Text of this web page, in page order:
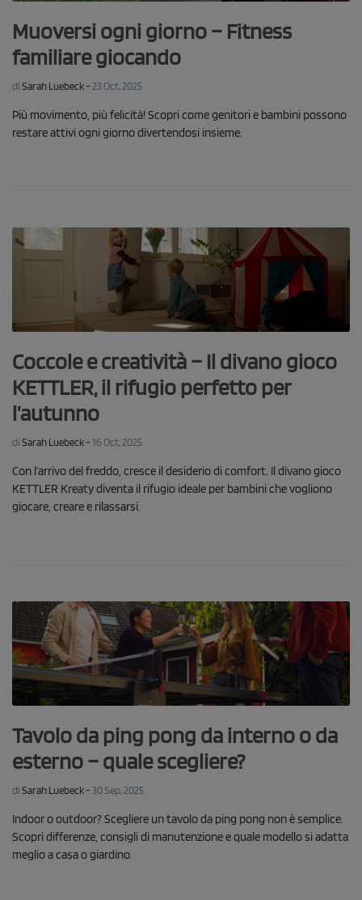
Muoversi ogni giorno – Fitness
familiare giocando
di Sarah Luebeck - 23 Oct, 2025
Più movimento, più felicità! Scopri come genitori e bambini possono
restare attivi ogni giorno divertendosi insieme.
Coccole e creatività – Il divano gioco
KETTLER, il rifugio perfetto per
l’autunno
di Sarah Luebeck - 16 Oct, 2025
Con l’arrivo del freddo, cresce il desiderio di comfort. Il divano gioco
KETTLER Kreaty diventa il rifugio ideale per bambini che vogliono
giocare, creare e rilassarsi.
Tavolo da ping pong da interno o da
esterno – quale scegliere?
di Sarah Luebeck - 30 Sep, 2025
Indoor o outdoor? Scegliere un tavolo da ping pong non è semplice.
Scopri differenze, consigli di manutenzione e quale modello si adatta
meglio a casa o giardino.